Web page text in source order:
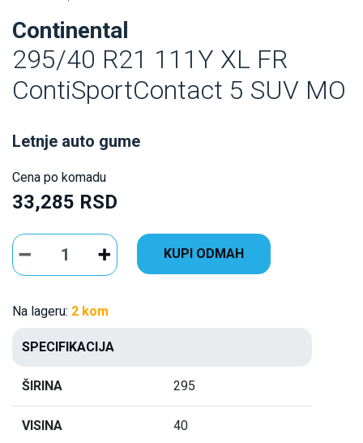
Continental
295/40 R21 111Y XL FR
ContiSportContact 5 SUV MO
Letnje auto gume
Cena po komadu
33,285 RSD
KUPI ODMAH
Na lageru: 2 kom
SPECIFIKACIJA
ŠIRINA 295
VISINA 40